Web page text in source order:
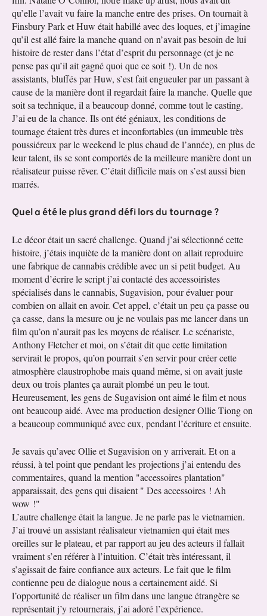
qu’elle l’avait vu faire la manche entre des prises. On tournait à
Finsbury Park et Huw était habillé avec des loques, et j’imagine
qu’il est allé faire la manche quand on n’avait pas besoin de lui
histoire de rester dans l’état d’esprit du personnage (et je ne
pense pas qu’il ait gagné quoi que ce soit !). Un de nos
assistants, bluffés par Huw, s’est fait engueuler par un passant à
cause de la manière dont il regardait faire la manche. Quelle que
soit sa technique, il a beaucoup donné, comme tout le casting.
J’ai eu de la chance. Ils ont été géniaux, les conditions de
tournage étaient très dures et inconfortables (un immeuble très
poussiéreux par le weekend le plus chaud de l’année), en plus de
leur talent, ils se sont comportés de la meilleure manière dont un
réalisateur puisse rêver. C’était difficile mais on s’est aussi bien
marrés.
Quel a été le plus grand défi lors du tournage ?
Le décor était un sacré challenge. Quand j’ai sélectionné cette
histoire, j’étais inquiète de la manière dont on allait reproduire
une fabrique de cannabis crédible avec un si petit budget. Au
moment d’écrire le script j’ai contacté des accessoiristes
spécialisés dans le cannabis, Sugavision, pour évaluer pour
combien on allait en avoir. Cet appel, c’était un peu ça passe ou
ça casse, dans la mesure ou je ne voulais pas me lancer dans un
film qu’on n’aurait pas les moyens de réaliser. Le scénariste,
Anthony Fletcher et moi, on s’était dit que cette limitation
servirait le propos, qu’on pourrait s’en servir pour créer cette
atmosphère claustrophobe mais quand même, si on avait juste
deux ou trois plantes ça aurait plombé un peu le tout.
Heureusement, les gens de Sugavision ont aimé le film et nous
ont beaucoup aidé. Avec ma production designer Ollie Tiong on
a beaucoup communiqué avec eux, pendant l’écriture et ensuite.
Je savais qu’avec Ollie et Sugavision on y arriverait. Et on a
réussi, à tel point que pendant les projections j’ai entendu des
commentaires, quand la mention "accessoires plantation"
apparaissait, des gens qui disaient " Des accessoires ! Ah
wow !"
L’autre challenge était la langue. Je ne parle pas le vietnamien.
J’ai trouvé un assistant réalisateur vietnamien qui était mes
oreilles sur le plateau, et par rapport au jeu des acteurs il fallait
vraiment s’en référer à l’intuition. C’était très intéressant, il
s’agissait de faire confiance aux acteurs. Le fait que le film
contienne peu de dialogue nous a certainement aidé. Si
l’opportunité de réaliser un film dans une langue étrangère se
représentait j’y retournerais, j’ai adoré l’expérience.